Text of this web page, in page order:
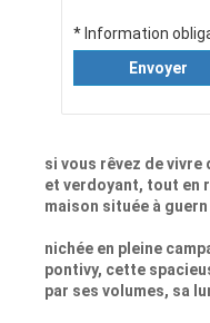
* Information
Envoyer
si vous rêvez de vivre
et verdoyant, tout en
maison située à
nichée en pleine
pontivy, cette
par ses volumes, sa